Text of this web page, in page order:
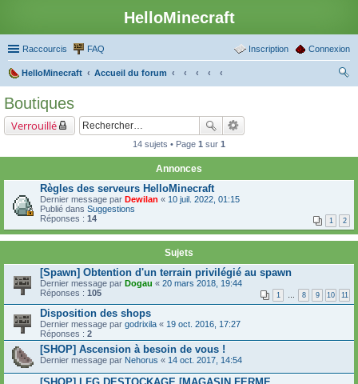
HelloMinecraft
Raccourcis FAQ Connexion
Inscription
HelloMinecraft
Accueil du forum
Boutiques
Verrouillé
14 sujets • Page 1 sur 1
Annonces
Règles des serveurs HelloMinecraft
Dernier message par Dewilan « 10 juil. 2022, 01:15
Publié dans Suggestions
Réponses : 14 1 2
Sujets
[Spawn] Obtention d'un terrain privilégié au spawn
Dernier message par Dogau « 20 mars 2018, 19:44
Réponses : 105 1 … 8 9 10 11
Disposition des shops
Dernier message par godrixila « 19 oct. 2016, 17:27
Réponses : 2
[SHOP] Ascension à besoin de vous !
Dernier message par Nehorus « 14 oct. 2017, 14:54